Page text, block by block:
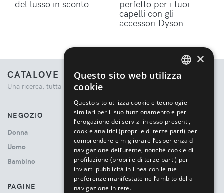
del lusso in sconto perfetto per i tuoi
capelli con gli
accessori Dyson
CATALOVE
Una ricerca, tutta la moda.
NEGOZIO
Donna
Uomo
Bambino
PAGINE
×
Questo sito web utilizza
cookie
Questo sito utilizza cookie e tecnologie
similari per il suo funzionamento e per
l’erogazione dei servizi in esso presenti,
cookie analitici (propri e di terze parti) per
comprendere e migliorare l’esperienza di
navigazione dell’utente, nonché cookie di
profilazione (propri e di terze parti) per
inviarti pubblicità in linea con le tue
preferenze manifestate nell’ambito della
navigazione in rete.